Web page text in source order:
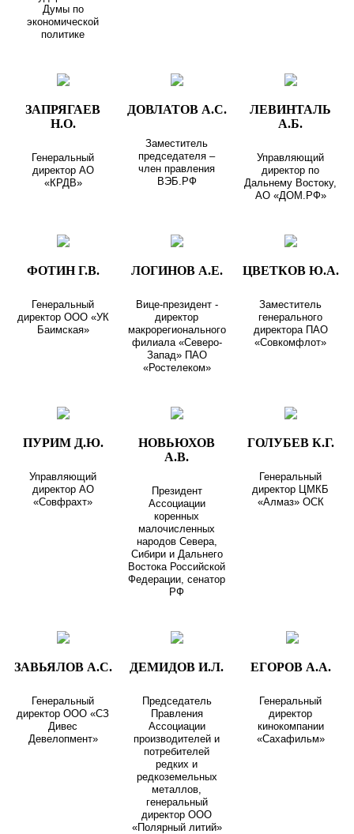
Думы по
экономической
политике
ЗАПРЯГАЕВ
Н.О.
Генеральный
директор АО
«КРДВ»
ДОВЛАТОВ А.С.
Заместитель
председателя –
член правления
ВЭБ.РФ
ЛЕВИНТАЛЬ
А.Б.
Управляющий
директор по
Дальнему Востоку,
АО «ДОМ.РФ»
ФОТИН Г.В.
Генеральный
директор ООО «УК
Баимская»
ЛОГИНОВ А.Е.
Вице-президент -
директор
макрорегионального
филиала «Северо-
Запад» ПАО
«Ростелеком»
ЦВЕТКОВ Ю.А.
Заместитель
генерального
директора ПАО
«Совкомфлот»
ПУРИМ Д.Ю.
Управляющий
директор АО
«Совфрахт»
НОВЬЮХОВ
А.В.
Президент
Ассоциации
коренных
малочисленных
народов Севера,
Сибири и Дальнего
Востока Российской
Федерации, сенатор
РФ
ГОЛУБЕВ К.Г.
Генеральный
директор ЦМКБ
«Алмаз» ОСК
ЗАВЬЯЛОВ А.С.
Генеральный
директор ООО «СЗ
Дивес
Девелопмент»
ДЕМИДОВ И.Л.
Председатель
Правления
Ассоциации
производителей и
потребителей
редких и
редкоземельных
металлов,
генеральный
директор ООО
«Полярный литий»
ЕГОРОВ А.А.
Генеральный
директор
кинокомпании
«Сахафильм»